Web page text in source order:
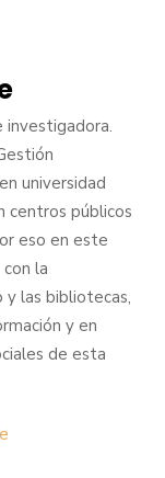
investigadora.
universidad
centros públicos
eso en este
la
y las bibliotecas,
y en
de esta